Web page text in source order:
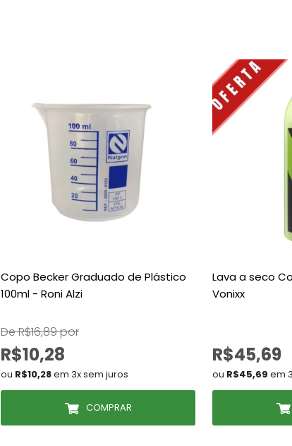
Copo Becker Graduado de Plástico
100ml - Roni Alzi
De R$16,89 por
R$10,28
ou R$10,28em 3x sem juros
COMPRAR
Lava a seco
Vonixx
R$45,69
ou R$45,69 em